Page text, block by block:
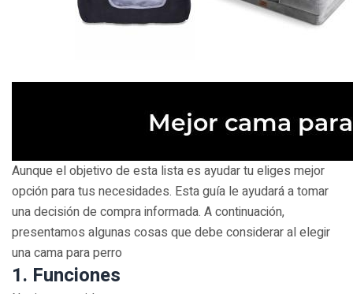
Aunque el objetivo de esta lista es ayudar tu eliges mejor
opción para tus necesidades. Esta guía le ayudará a tomar
una decisión de compra informada. A continuación,
presentamos algunas cosas que debe considerar al elegir
una cama para perro
1. Funciones